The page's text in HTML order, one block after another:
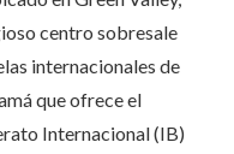
centro sobresale
internacionales de
que ofrece el
Internacional (IB)